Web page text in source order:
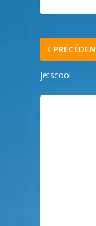
jetscool